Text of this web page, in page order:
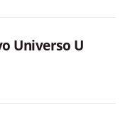
Universo U